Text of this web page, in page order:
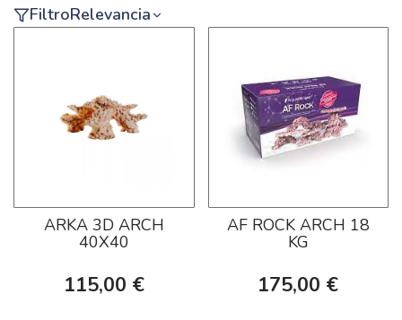
FiltroRelevancia
ARKA 3D ARCH
40X40
115,00 €
AF ROCK ARCH 18
KG
175,00 €